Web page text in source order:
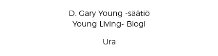
D. Gary Young -säätiö
Young Living- Blogi
Ura